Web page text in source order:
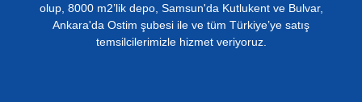
olup, 8000 m2’lik depo, Samsun'da Kutlukent ve Bulvar,
Ankara'da Ostim şubesi ile ve tüm Türkiye’ye satış
temsilcilerimizle hizmet veriyoruz.